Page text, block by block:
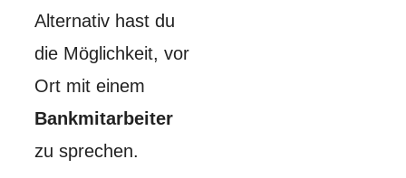
Alternativ hast du
die Möglichkeit, vor
Ort mit einem
Bankmitarbeiter
zu sprechen.